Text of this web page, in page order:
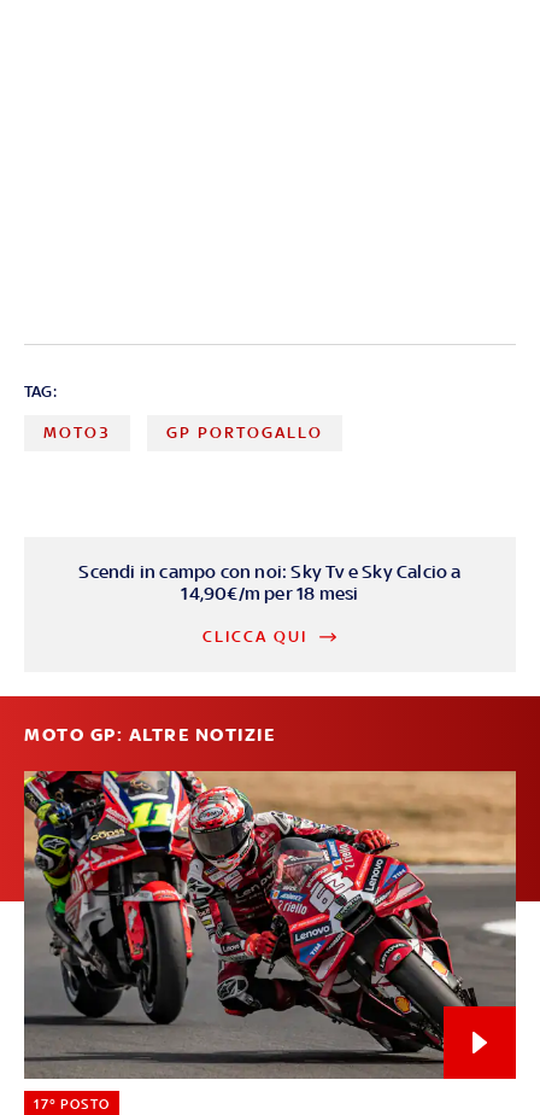
TAG:
MOTO3 GP PORTOGALLO
Scendi in campo con noi: Sky Tv e Sky Calcio a
14,90€/m per 18 mesi
CLICCA QUI
MOTO GP: ALTRE NOTIZIE
17° POSTO